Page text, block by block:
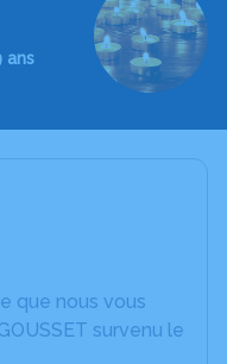
ans
que nous vous
survenu le